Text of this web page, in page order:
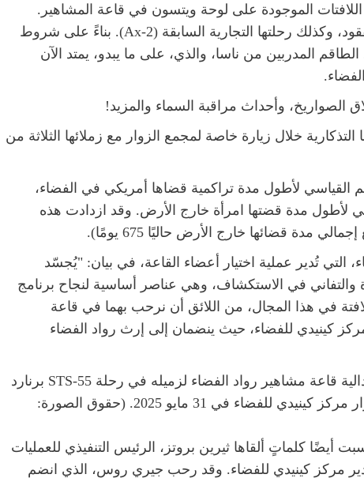
الموجودة على لوحة ويتسون في قاعة المشاهير.
شعار رحلتها القادمة أكسيوم سبيس-4 (Ax-4) مفقود، وكذلك رحلتها التجارية السابقة (Ax-2). بناءً على شروط
المدربين من ناسا، والذي، على ما يبدو، يمتد الآن
الصواريخ، وأحداث مراقبة السماء والمزيد!
خلال زيارة خاصة لمجمع الزوار مع زملائها الثلاثة من
لأطول مدة تراكمية قضاها أمريكي في الفضاء،
لأطول مدة قضتها امرأة خارج الأرض. وقد ازدادت هذه
مدة قضائها خارج الأرض حاليًا 675 يومًا).
تُدير عملية اختيار أعضاء القاعة، في بيان: "يُجسّد
في الاستكشاف، وهي عناصر أساسية لنجاح برنامج
في هذا المجال، من اللائق أن نرحب بهما في قاعة
كينيدي للفضاء، حيث ينضمان إلى إرث رواد الفضاء
يقدم جيري روس، الذي تم اختياره عام 2014، ميدالية قاعة مشاهير رواد الفضاء لزميله في رحلة STS-55 برنارد
للفضاء في 31 مايو 2025.
(حقوق الصورة:
كلماتٍ ألقاها ثيرين بروتز، الرئيس التنفيذي للعمليات
مركز كينيدي للفضاء. وقد رحب جيري روس، الذي انضم